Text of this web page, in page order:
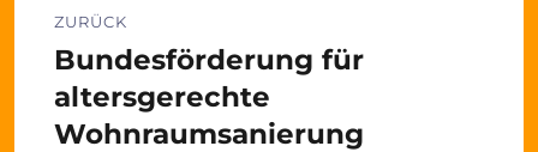
ZURÜCK
Vorheriger
Beitrag:
Bundesförderung für
altersgerechte
Wohnraumsanierung